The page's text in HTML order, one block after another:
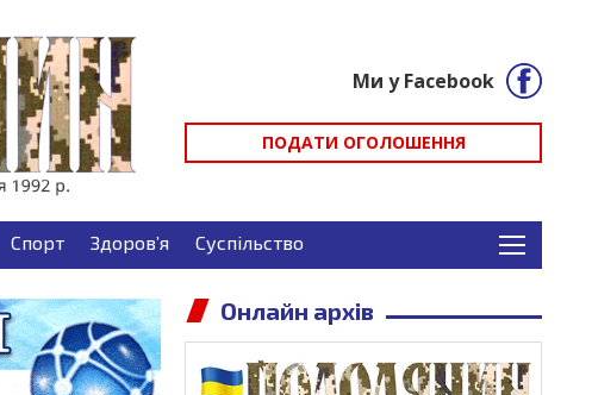
Ми у Facebook
ПОДАТИ ОГОЛОШЕННЯ
Спорт Здоров’я Суспільство
Онлайн архів